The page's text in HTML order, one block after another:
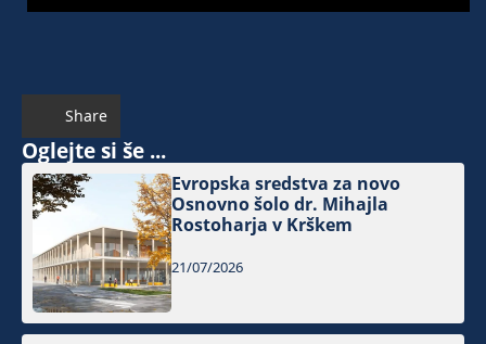
Share
Oglejte si še ...
Evropska sredstva za novo
Osnovno šolo dr. Mihajla
Rostoharja v Krškem
21/07/2026